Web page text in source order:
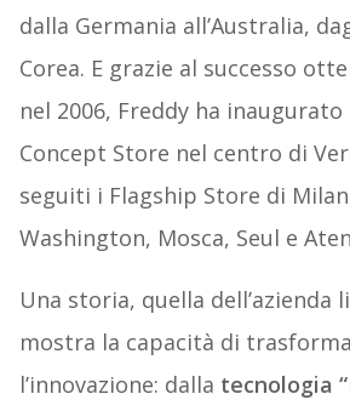
dalla Germania all’Australia,
Corea. E grazie al successo
nel 2006, Freddy ha
Concept Store nel centro di
seguiti i Flagship Store di
Washington, Mosca, Seul e
Una storia, quella dell’azienda
mostra la capacità di
l’innovazione: dalla tecnologia